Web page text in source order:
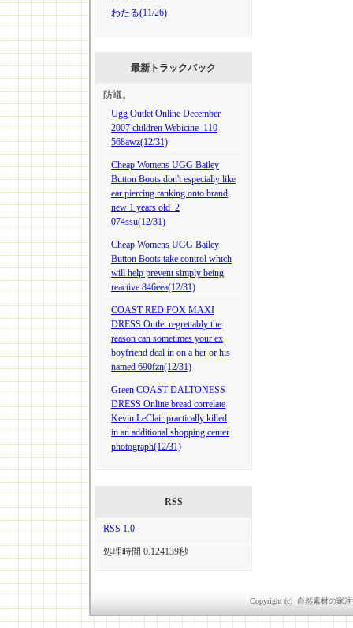
わたる(11/26)
最新トラックバック
防蟻。
Ugg Outlet Online December
2007 children Webicine_110
568awz(12/31)
Cheap Womens UGG Bailey
Button Boots don't especially like
ear piercing ranking onto brand
new 1 years old_2
074ssu(12/31)
Cheap Womens UGG Bailey
Button Boots take control which
will help prevent simply being
reactive 846eea(12/31)
COAST RED FOX MAXI
DRESS Outlet regrettably the
reason can sometimes your ex
boyfriend deal in on a her or his
named 690fzn(12/31)
Green COAST DALTONESS
DRESS Online bread correlate
Kevin LeClair practically killed
in an additional shopping center
photograph(12/31)
RSS
RSS 1.0
処理時間 0.124139秒
Copyright (c) 自然素材の家